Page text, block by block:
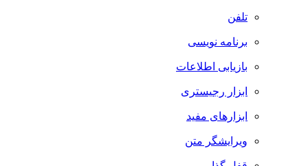
تلفن
برنامه نویسی
بازیابی اطلاعات
ابزار رجیستری
ابزارهای مفید
ویرایشگر متن